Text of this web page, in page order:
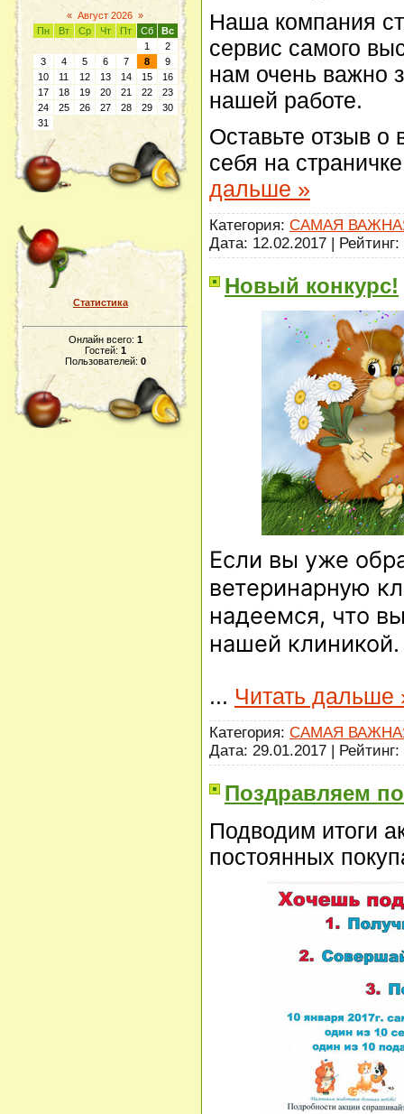
« Август 2026 »
Пн
Вт Ср Чт Пт Сб
Вс
1
2
3
4 5 6 7 8
9
10
11 12 13 14 15
16
17
18 19 20 21 22
23
24
25 26 27 28 29
30
31
Статистика
Онлайн всего: 1
Гостей: 1
Пользователей: 0
Наша компания
сервис самого
нам очень важно
нашей работе.
Оставьте отзыв о
себя на
дальше »
Категория: САМАЯ
Дата: 12.02.2017 |
Новый конкурс!
Если вы уже
ветеринарную
надеемся, что
нашей
... Читать дальше
Категория: САМАЯ
Дата: 29.01.2017 |
Поздравляем
Подводим итоги
постоянных